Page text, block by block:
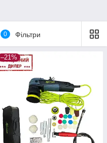
0 Фільтри
–21%